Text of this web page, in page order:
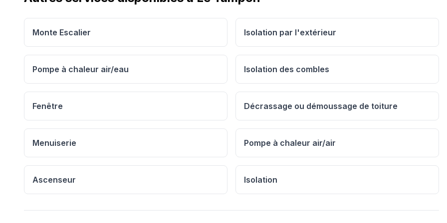
Monte Escalier Isolation par l'extérieur
Pompe à chaleur air/eau Isolation des combles
Fenêtre Décrassage ou démoussage de toiture
Menuiserie Pompe à chaleur air/air
Ascenseur Isolation